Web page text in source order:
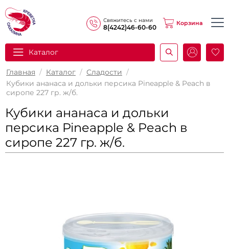
Свяжитесь с нами
8(4242)46-60-60
Корзина
Каталог
Главная / Каталог / Сладости /
Кубики ананаса и дольки персика Pineapple & Peach в
сиропе 227 гр. ж/б.
Кубики ананаса и дольки
персика Pineapple & Peach в
сиропе 227 гр. ж/б.